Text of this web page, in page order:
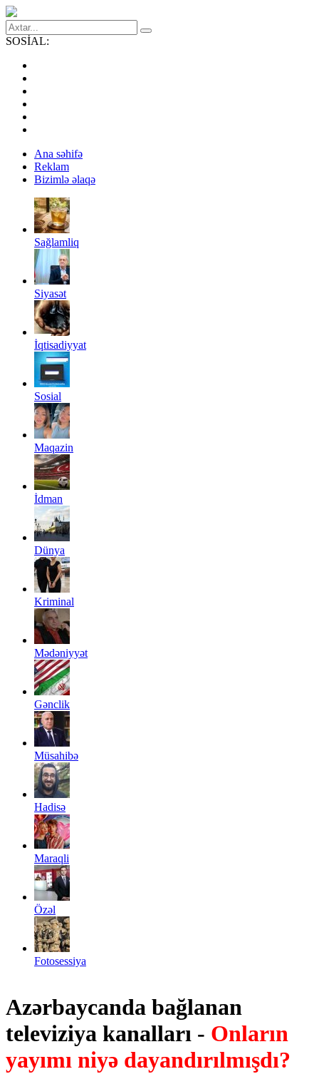
SOSİAL:
Ana səhifə
Reklam
Bizimlə əlaqə
Sağlamliq
Siyasət
İqtisadiyyat
Sosial
Maqazin
İdman
Dünya
Kriminal
Mədəniyyət
Gənclik
Müsahibə
Hadisə
Maraqli
Özəl
Fotosessiya
Azərbaycanda bağlanan
televiziya kanalları - Onların
yayımı niyə dayandırılmışdı?